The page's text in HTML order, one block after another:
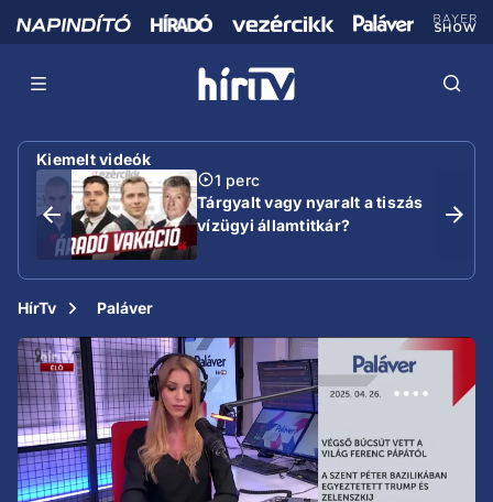
Kiemelt videók
1 perc
Tárgyalt vagy nyaralt a tiszás
vízügyi államtitkár?
HírTv Paláver